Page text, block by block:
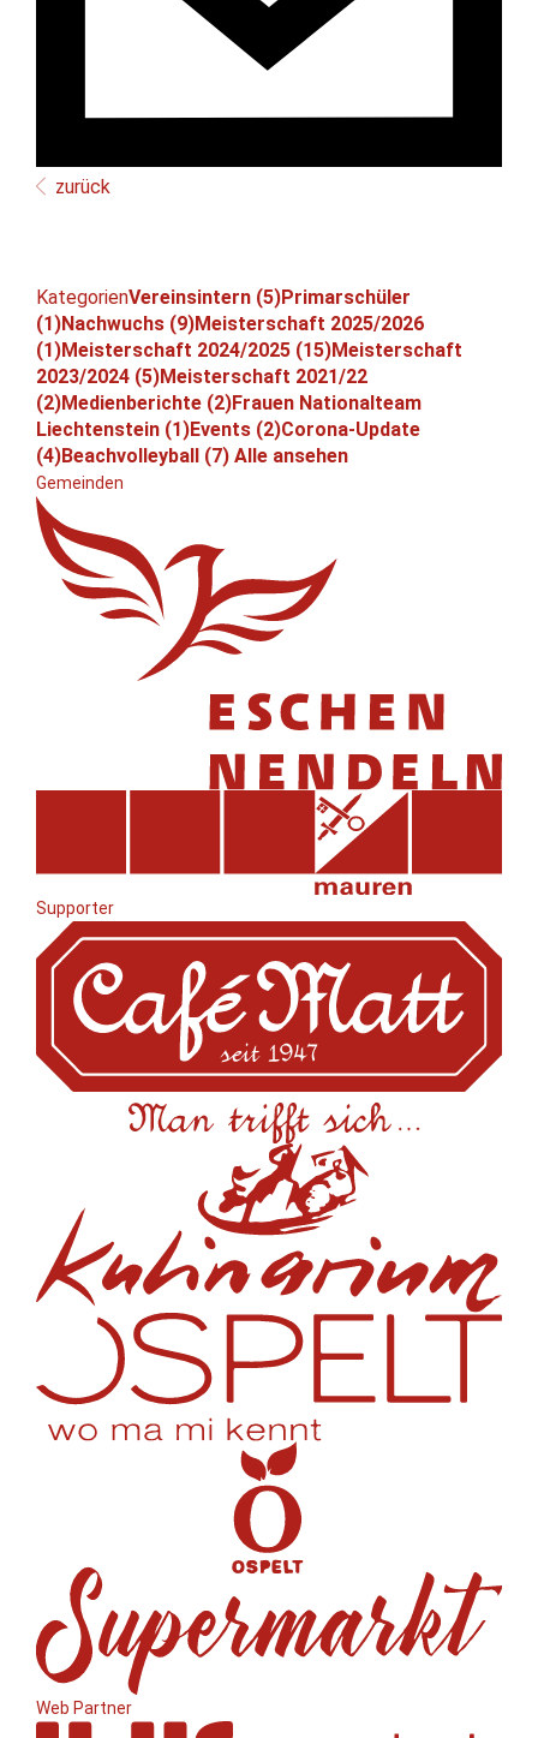
zurück
KategorienVereinsintern (5)Primarschüler
(1)Nachwuchs (9)Meisterschaft 2025/2026
(1)Meisterschaft 2024/2025 (15)Meisterschaft
2023/2024 (5)Meisterschaft 2021/22
(2)Medienberichte (2)Frauen Nationalteam
Liechtenstein (1)Events (2)Corona-Update
(4)Beachvolleyball (7) Alle ansehen
Gemeinden
Supporter
Web Partner